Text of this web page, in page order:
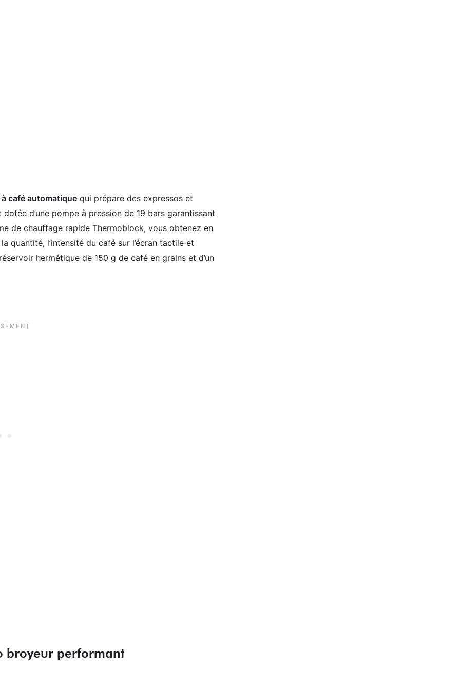
café automatique qui prépare des expressos et
dotée d’une pompe à pression de 19 bars garantissant
de chauffage rapide Thermoblock, vous obtenez en
quantité, l’intensité du café sur l’écran tactile et
hermétique de 150 g de café en grains et d’un
broyeur performant